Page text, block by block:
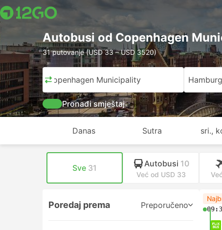
Autobusi od Copenhagen
31 putovanje (USD 33 – USD 3520)
Copenhagen Municipality Hamburg
Pronađi smještaj
Danas Sutra sri.,
Sve 31 Autobusi 10
Već od USD 33
Poredaj prema Preporučeno